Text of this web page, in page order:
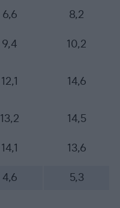
6,6 8,2
9,4 10,2
12,1 14,6
13,2 14,5
14,1 13,6
4,6 5,3